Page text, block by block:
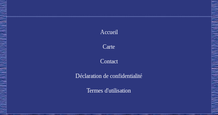
Accueil
Carte
Contact
Déclaration de confidentialité
Termes d'utilisation